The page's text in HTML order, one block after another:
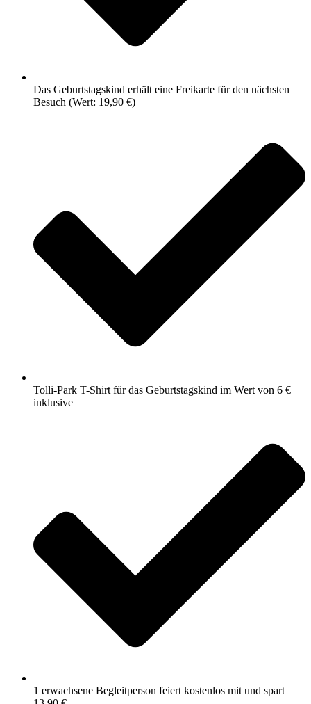
Das Geburtstagskind erhält eine Freikarte für den nächsten
Besuch (Wert: 19,90 €)
Tolli-Park T-Shirt für das Geburtstagskind im Wert von 6 €
inklusive
1 erwachsene Begleitperson feiert kostenlos mit und spart